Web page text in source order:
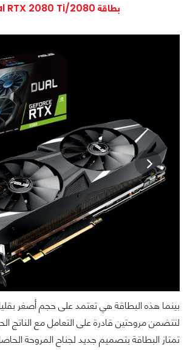
بطاقة Dual RTX 2080 Ti/2080
بينما هذه البطاقة هي تعتمد على حجم أصغر
لتتضمن مروحتين قادرة على التعامل مع الناتج
تمتاز البطاقة بتصميم جديد لجناح المروحة